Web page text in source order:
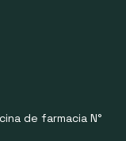
de farmacia N°